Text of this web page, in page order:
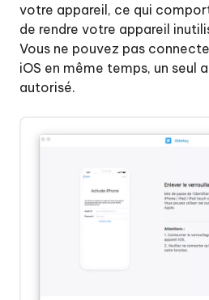
votre appareil, ce qui
de rendre votre appareil
Vous ne pouvez pas
iOS en même temps, un seul
autorisé.